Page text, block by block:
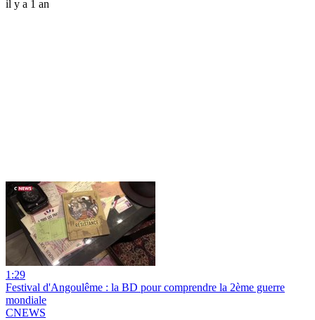
il y a 1 an
1:29
Festival d'Angoulême : la BD pour comprendre la 2ème guerre
mondiale
CNEWS